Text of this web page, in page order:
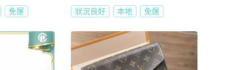
免運 狀況良好 本地 免運